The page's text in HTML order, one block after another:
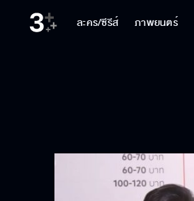
ละคร/ซีรีส์ ภาพยนตร์